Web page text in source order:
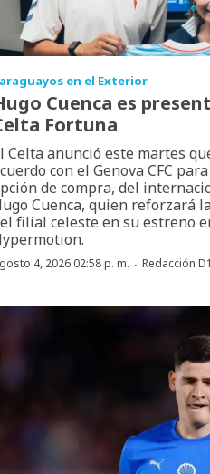
en el Exterior
Cuenca es
Fortuna
Celta anunció este martes
con el Genova CFC
de compra, del
Cuenca, quien reforzará
filial celeste en su estreno
4, 2026 02:58 p. m. ·Redacción